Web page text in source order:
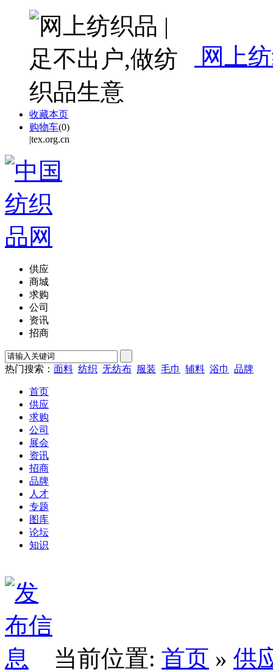
网上
收藏本页
购物车(0)
|tex.org.cn
供应
商城
求购
公司
资讯
招商
热门搜索： 面料 纺织 无纺布 服装 毛巾 辅料 浴巾 品牌
首页
供应
求购
公司
展会
资讯
招商
品牌
人才
专题
图库
论坛
知识
当前位置: 首页 » 供